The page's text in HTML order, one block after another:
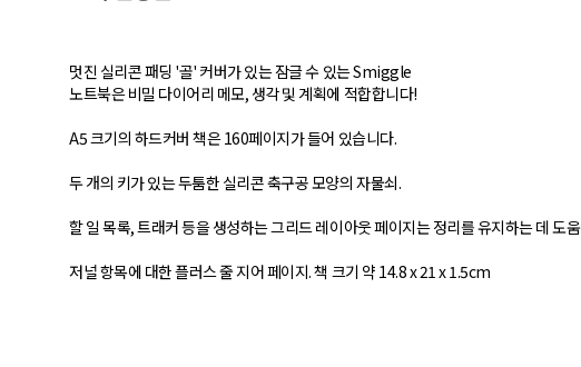
멋진 실리콘 패딩 '골' 커버가 있는 잠글 수 있는 Smiggle
노트북은 비밀 다이어리 메모, 생각 및 계획에 적합합니다!
A5 크기의 하드커버 책은 160페이지가 들어 있습니다.
두 개의 키가 있는 두툼한 실리콘 축구공 모양의 자물쇠.
할 일 목록, 트래커 등을 생성하는 그리드 레이아웃 페이지는 정리를 유지하는 데 도
저널 항목에 대한 플러스 줄 지어 페이지. 책 크기 약 14.8 x 21 x 1.5cm